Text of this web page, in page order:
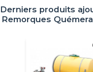
Derniers produits
Remorques